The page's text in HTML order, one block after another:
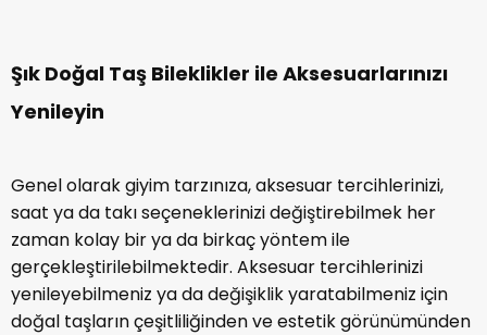
Şık Doğal Taş Bileklikler ile Aksesuarlarınızı
Yenileyin
Genel olarak giyim tarzınıza, aksesuar tercihlerinizi,
saat ya da takı seçeneklerinizi değiştirebilmek her
zaman kolay bir ya da birkaç yöntem ile
gerçekleştirilebilmektedir. Aksesuar tercihlerinizi
yenileyebilmeniz ya da değişiklik yaratabilmeniz için
doğal taşların çeşitliliğinden ve estetik görünümünden